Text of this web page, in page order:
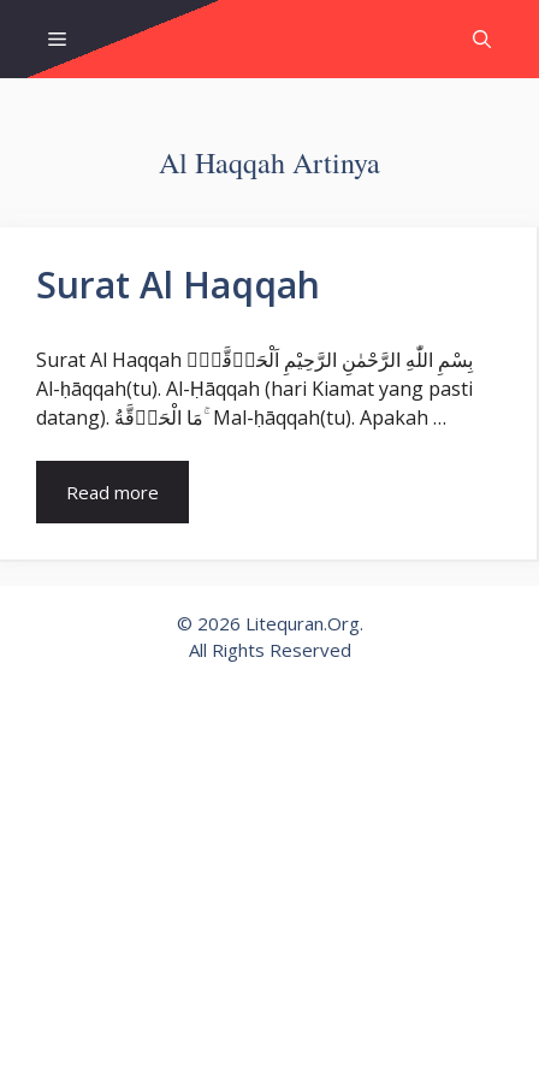
content
Menu
Al Haqqah Artinya
Surat Al Haqqah
Surat Al Haqqah بِسْمِ اللّٰهِ الرَّحْمٰنِ الرَّحِيْمِ اَلْحَاۤقَّةُۙ
Al-ḥāqqah(tu). Al-Ḥāqqah (hari Kiamat yang pasti
datang). مَا الْحَاۤقَّةُ ۚ Mal-ḥāqqah(tu). Apakah …
Read more
© 2026 Litequran.Org.
All Rights Reserved